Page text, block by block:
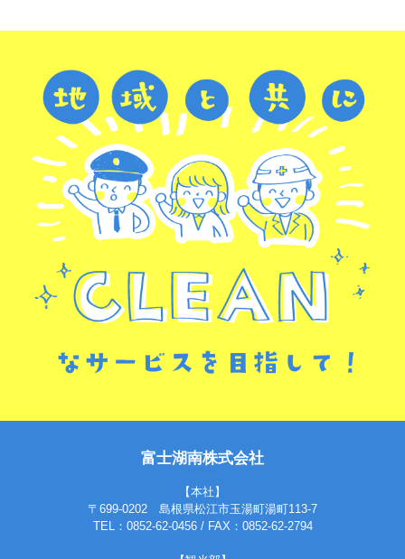
富士湖南株式会社
【本社】
〒699-0202 島根県松江市玉湯町湯町113-7
TEL：0852-62-0456 / FAX：0852-62-2794